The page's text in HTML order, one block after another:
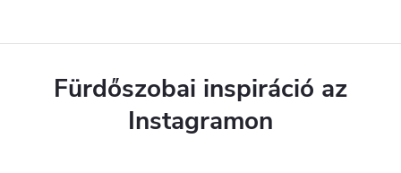
Fürdőszobai inspiráció az
Instagramon